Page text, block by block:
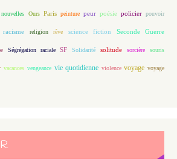
nouvelles Ours Paris peinture peur poésie policier pouvoir
racisme religion rêve science fiction Seconde Guerre
Ségrégation raciale SF Solidarité solitude sorcière souris
vacances vengeance vie quotidienne violence voyage voyage